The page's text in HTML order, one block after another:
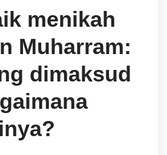
menikah
Muharram:
dimaksud